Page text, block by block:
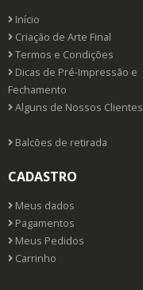
Início
Criação de Arte Final
Termos e Condições
Dicas de Pré-Impressão e
Fechamento
Alguns de Nossos Clientes
Balcões de retirada
CADASTRO
Meus dados
Pagamentos
Meus Pedidos
Carrinho